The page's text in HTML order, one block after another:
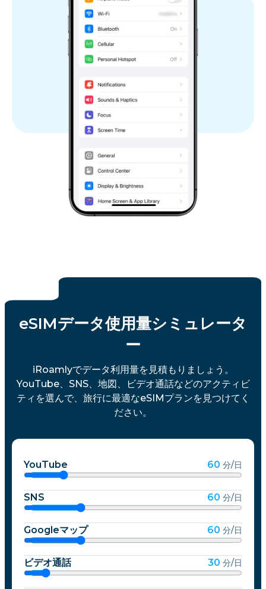
eSIMデータ使用量シミュレータ
ー
iRoamlyでデータ利用量を見積もりましょう。
YouTube、SNS、地図、ビデオ通話などのアクティビ
ティを選んで、旅行に最適なeSIMプランを見つけてく
ださい。
YouTube 60 分/日
SNS 60 分/日
Googleマップ 60 分/日
ビデオ通話 30 分/日